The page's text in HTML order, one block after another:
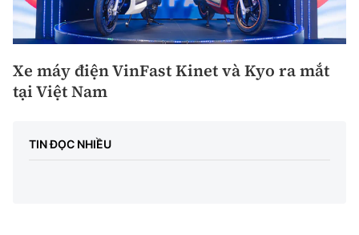
Xe máy điện VinFast Kinet và Kyo ra mắt
tại Việt Nam
TIN ĐỌC NHIỀU